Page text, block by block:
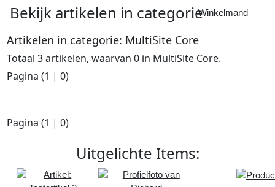
Bekijk artikelen in categorieWinkelmand
Artikelen in categorie: MultiSite Core
Totaal3artikelen, waarvan0 in MultiSite Core.
Pagina (1 |0)
Pagina (1 |0)
Uitgelichte Items: